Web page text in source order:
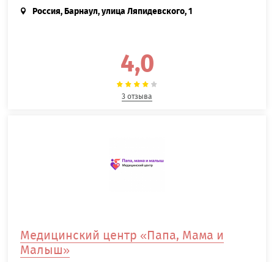
Россия, Барнаул, улица Ляпидевского, 1
4,0
3 отзыва
Медицинский центр «Папа, Мама и
Малыш»